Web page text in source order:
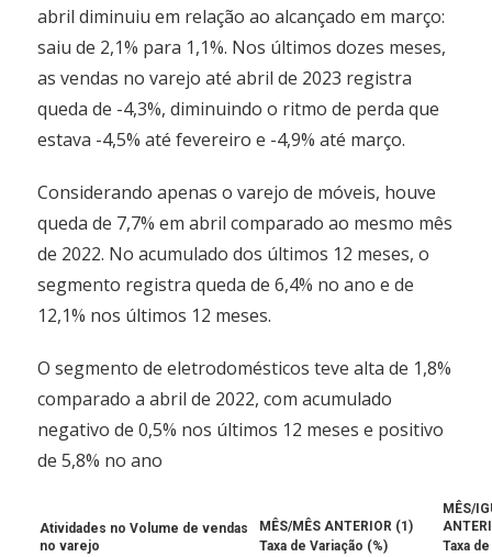
abril diminuiu em relação ao alcançado em março:
saiu de 2,1% para 1,1%. Nos últimos dozes meses,
as vendas no varejo até abril de 2023 registra
queda de -4,3%, diminuindo o ritmo de perda que
estava -4,5% até fevereiro e -4,9% até março.
Considerando apenas o varejo de móveis, houve
queda de 7,7% em abril comparado ao mesmo mês
de 2022. No acumulado dos últimos 12 meses, o
segmento registra queda de 6,4% no ano e de
12,1% nos últimos 12 meses.
O segmento de eletrodomésticos teve alta de 1,8%
comparado a abril de 2022, com acumulado
negativo de 0,5% nos últimos 12 meses e positivo
de 5,8% no ano
Atividades no Volume de vendas
no varejo
MÊS/MÊS ANTERIOR (1)
MÊS/
Taxa de Variação (%)
Taxa